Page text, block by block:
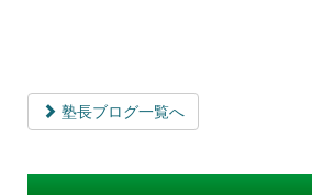
塾長ブログ一覧へ